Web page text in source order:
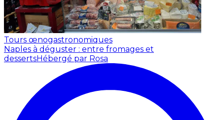
Tours œnogastronomiques
Naples à déguster : entre fromages et
dessertsHébergé par Rosa